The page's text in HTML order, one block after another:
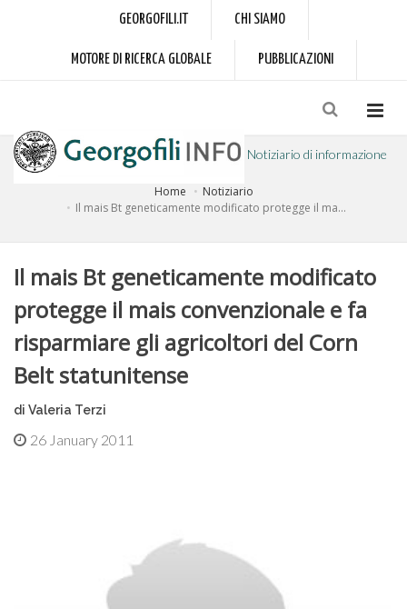
GEORGOFILI.IT CHI SIAMO
MOTORE DI RICERCA GLOBALE PUBBLICAZIONI
Notiziario di informazione
a cura dell'Accademia dei Georgofili
Home
Notiziario
Il mais Bt geneticamente modificato protegge il ma...
Il mais Bt geneticamente modificato
protegge il mais convenzionale e fa
risparmiare gli agricoltori del Corn
Belt statunitense
di Valeria Terzi
26 January 2011